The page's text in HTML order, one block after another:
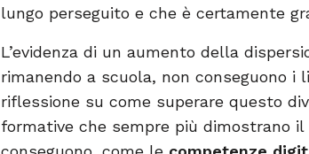
lungo perseguito e che è certamente
L’evidenza di un aumento della
rimanendo a scuola, non conseguono
riflessione su come superare questo
formative che sempre più dimostrano